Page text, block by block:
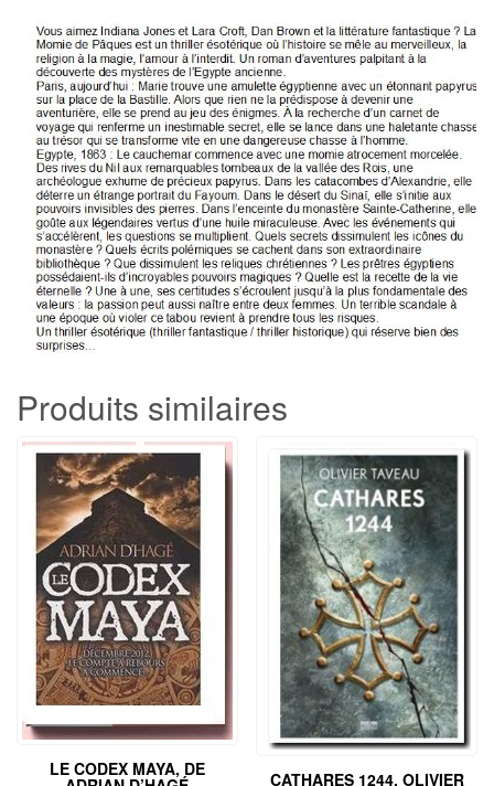
Pâques,
Luisa
Gallerini
Produits similaires
LE CODEX MAYA, DE
CATHARES 1244, OLIVIER